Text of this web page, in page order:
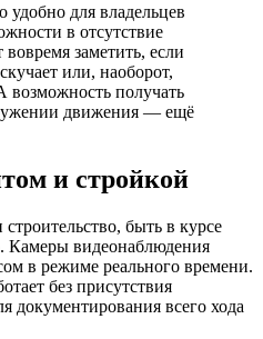
удобно для владельцев
в отсутствие
заметить, если
или, наоборот,
возможность получать
движения — ещё
и стройкой
быть в курсе
Камеры видеонаблюдения
в режиме реального времени.
без присутствия
документирования всего хода